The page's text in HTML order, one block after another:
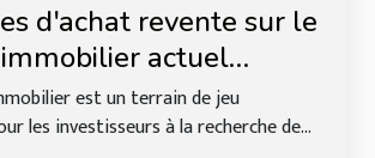
d'achat revente sur le
actuel
et risques
est un terrain de jeu
les investisseurs à la recherche de...